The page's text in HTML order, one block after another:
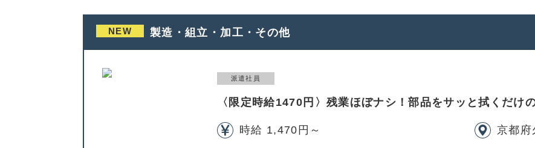
NEW 製造・組立・加工・その他
派遣社員
〈限定時給1470円〉残業ほぼナシ！部品をサッと拭くだけ
時給 1,470円～ 京都府